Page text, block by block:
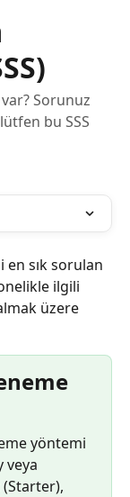
Sorunuz
bu SSS
sık sorulan
ilgili
üzere
yöntemi
veya
(Starter),